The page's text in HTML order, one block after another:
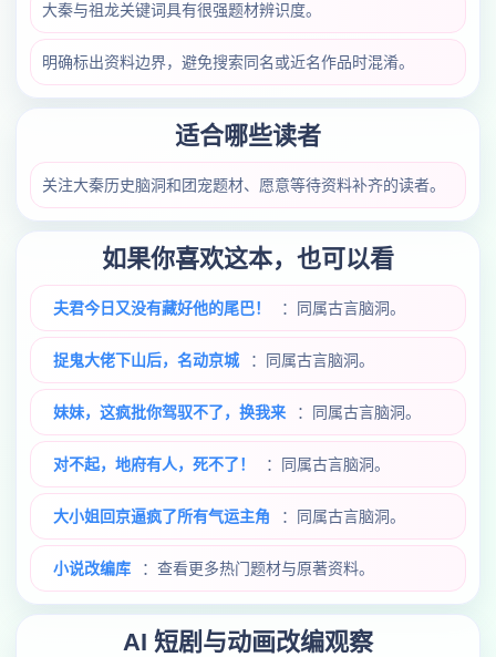
大秦与祖龙关键词具有很强题材辨识度。
明确标出资料边界，避免搜索同名或近名作品时混淆。
适合哪些读者
关注大秦历史脑洞和团宠题材、愿意等待资料补齐的读者。
如果你喜欢这本，也可以看
夫君今日又没有藏好他的尾巴！ ：同属古言脑洞。
捉鬼大佬下山后，名动京城 ：同属古言脑洞。
妹妹，这疯批你驾驭不了，换我来 ：同属古言脑洞。
对不起，地府有人，死不了！ ：同属古言脑洞。
大小姐回京逼疯了所有气运主角 ：同属古言脑洞。
小说改编库 ：查看更多热门题材与原著资料。
AI 短剧与动画改编观察